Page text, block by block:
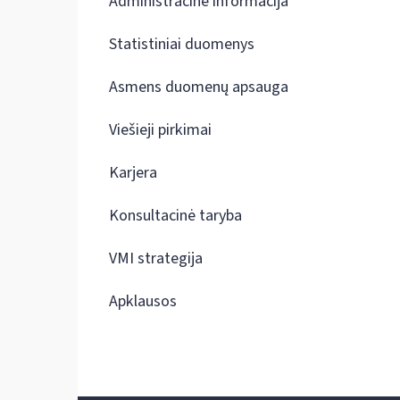
Statistiniai duomenys
Asmens duomenų apsauga
Viešieji pirkimai
Karjera
Konsultacinė taryba
VMI strategija
Apklausos